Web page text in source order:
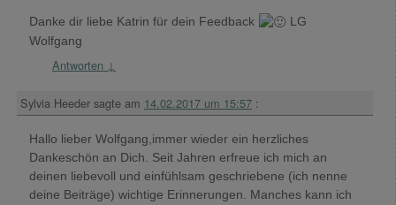
Danke dir liebe Katrin für dein Feedback
LG
Wolfgang
Antworten ↓
Sylvia Heeder sagte am 14.02.2017 um 15:57 :
Hallo lieber Wolfgang,immer wieder ein herzliches
Dankeschön an Dich. Seit Jahren erfreue ich mich an
deinen liebevoll und einfühlsam geschriebene (ich nenne
deine Beiträge) wichtige Erinnerungen. Manches kann ich